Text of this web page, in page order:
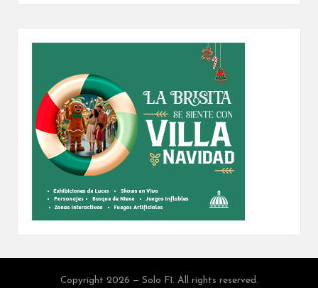
Copyright 2026 — Solo F1. All rights reserved.